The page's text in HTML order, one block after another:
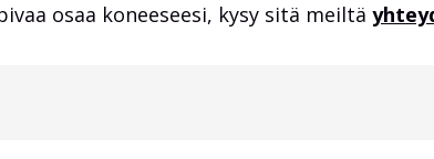
osaa koneeseesi, kysy sitä meiltä